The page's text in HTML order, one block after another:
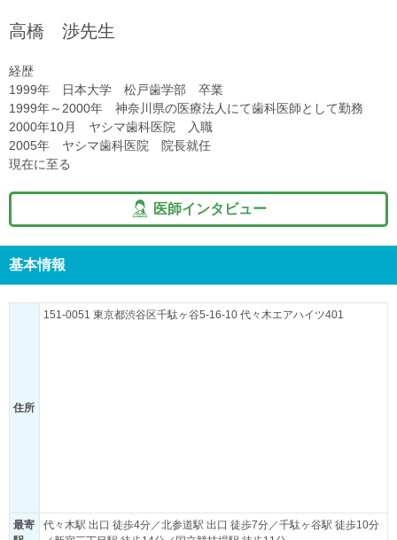
高橋 渉先生
経歴
1999年 日本大学 松戸歯学部 卒業
1999年～2000年 神奈川県の医療法人にて歯科医師として勤務
2000年10月 ヤシマ歯科医院 入職
2005年 ヤシマ歯科医院 院長就任
現在に至る
医師インタビュー
基本情報
住所
151-0051 東京都渋谷区千駄ヶ谷5-16-10 代々木エアハイツ401
最寄
代々木駅 出口 徒歩4分／北参道駅 出口 徒歩7分／千駄ヶ谷駅 徒歩10分